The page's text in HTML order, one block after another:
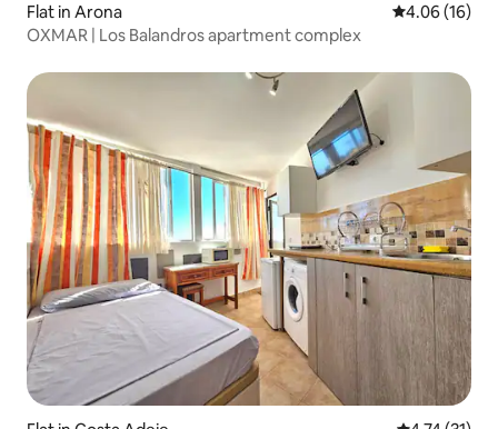
Flat in Arona 4.06 out of 5
4.06 (16)
OXMAR | Los Balandros apartment complex